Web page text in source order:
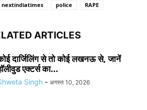
nextindiatimes police RAPE
ARTICLES
दार्जिलिंग से तो कोई लखनऊ से, जानें
एक्टर्स का...
Singh - अगस्त 10, 2026